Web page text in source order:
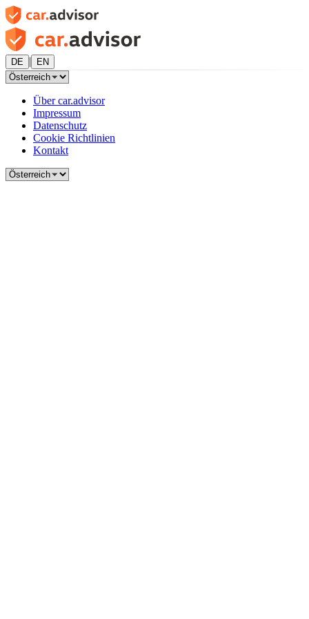
DE | EN
Über car.advisor
Impressum
Datenschutz
Cookie Richtlinien
Kontakt